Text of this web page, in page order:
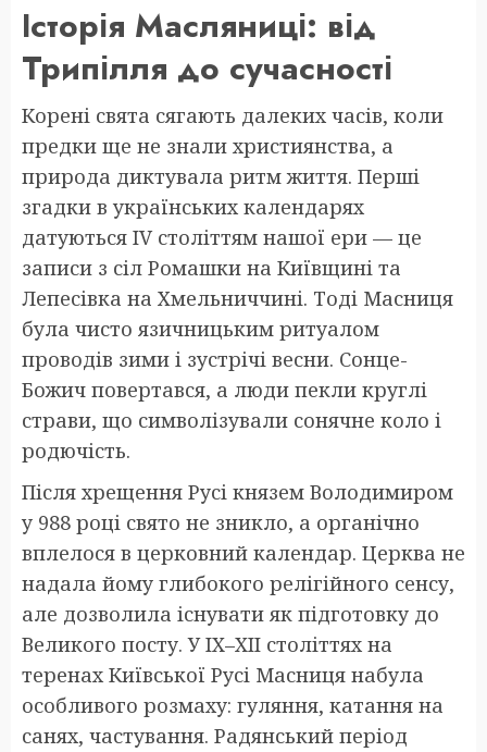
Історія Масляниці: від
Трипілля до сучасності
Корені свята сягають далеких часів, коли
предки ще не знали християнства, а
природа диктувала ритм життя. Перші
згадки в українських календарях
датуються IV століттям нашої ери — це
записи з сіл Ромашки на Київщині та
Лепесівка на Хмельниччині. Тоді Масниця
була чисто язичницьким ритуалом
проводів зими і зустрічі весни. Сонце-
Божич повертався, а люди пекли круглі
страви, що символізували сонячне коло і
родючість.
Після хрещення Русі князем Володимиром
у 988 році свято не зникло, а органічно
вплелося в церковний календар. Церква не
надала йому глибокого релігійного сенсу,
але дозволила існувати як підготовку до
Великого посту. У IX–XII століттях на
теренах Київської Русі Масниця набула
особливого розмаху: гуляння, катання на
санях, частування. Радянський період